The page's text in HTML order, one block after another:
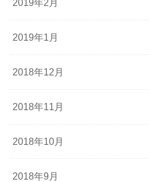
2019年2月
2019年1月
2018年12月
2018年11月
2018年10月
2018年9月